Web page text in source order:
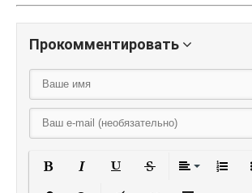
Прокомментировать